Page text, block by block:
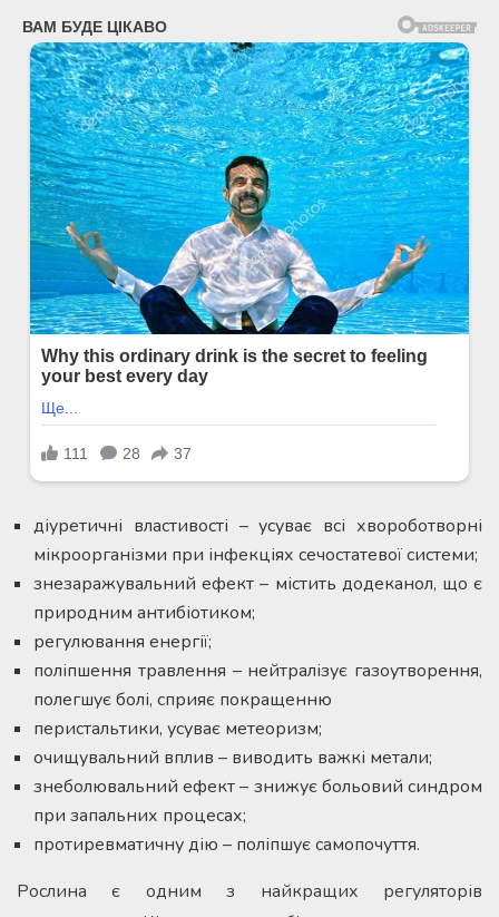
діуретичні властивості – усуває всі хвороботворні
мікроорганізми при інфекціях сечостатевої системи;
знезаражувальний ефект – містить додеканол, що є
природним антибіотиком;
регулювання енергії;
поліпшення травлення – нейтралізує газоутворення,
полегшує болі, сприяє покращенню
перистальтики, усуває метеоризм;
очищувальний вплив – виводить важкі метали;
знеболювальний ефект – знижує больовий синдром
при запальних процесах;
протиревматичну дію – поліпшує самопочуття.
Рослина є одним з найкращих регуляторів